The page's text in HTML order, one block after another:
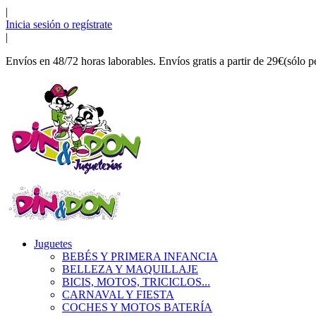
|
Inicia sesión o regístrate
|
Envíos en 48/72 horas laborables. Envíos gratis a partir de 29€(sólo
Juguetes
BEBÉS Y PRIMERA INFANCIA
BELLEZA Y MAQUILLAJE
BICIS, MOTOS, TRICICLOS...
CARNAVAL Y FIESTA
COCHES Y MOTOS BATERÍA